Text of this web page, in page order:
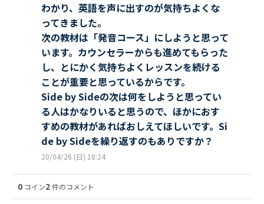
わかり、英語を声に出すのが気持ちよくな
ってきました。
次の教材は「発音コース」にしようと思って
います。カウンセラーからも進めてもらった
し、とにかく気持ちよくレッスンを続ける
ことが重要と思っているからです。
Side by Sideの次は何をしようと思ってい
る人はかなりいると思うので、ほかにおす
すめの教材があればおしえてほしいです。Si
de by Sideを繰り返すのもありですか？
20/04/26 (日) 18:24
0 コイン2件のコメント